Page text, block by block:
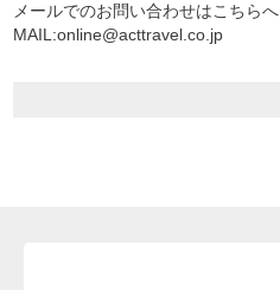
メールでのお問い合わせはこちらへ
MAIL:online@acttravel.co.jp